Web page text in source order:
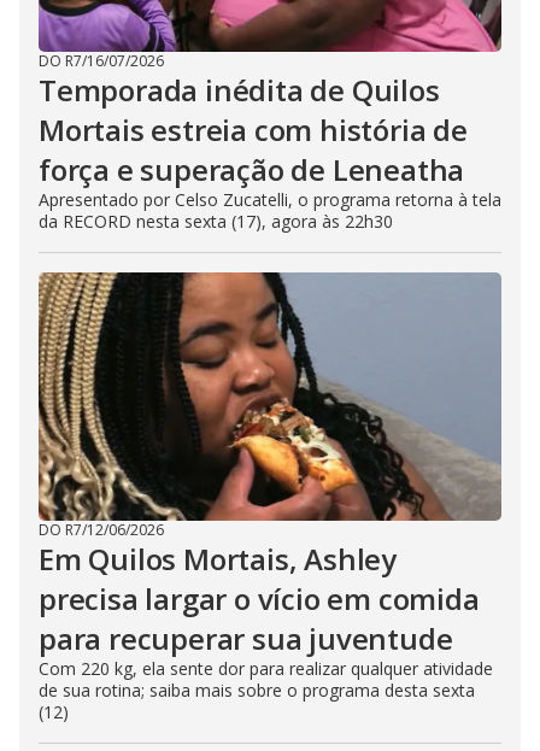
DO R7/16/07/2026
Temporada inédita de Quilos
Mortais estreia com história de
força e superação de Leneatha
Apresentado por Celso Zucatelli, o programa retorna à tela
da RECORD nesta sexta (17), agora às 22h30
DO R7/12/06/2026
Em Quilos Mortais, Ashley
precisa largar o vício em comida
para recuperar sua juventude
Com 220 kg, ela sente dor para realizar qualquer atividade
de sua rotina; saiba mais sobre o programa desta sexta
(12)